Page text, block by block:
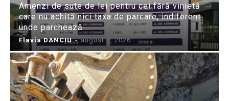
Amenzi de sute de lei pentru cei fără vinietă
care nu achită nici taxa de parcare, indiferent
unde parchează
Flavia DANCIU - august 7, 2026